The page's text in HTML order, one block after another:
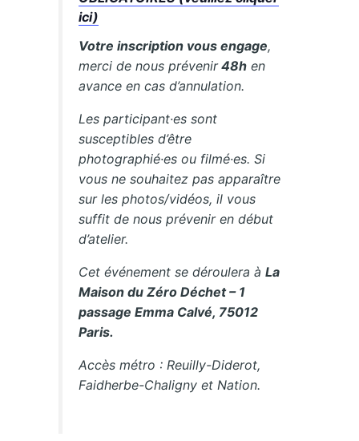
ici)
Votre inscription vous engage,
merci de nous prévenir48h en
avance en cas d’annulation.
Les participant·es sont
susceptibles d’être
photographié·es ou filmé·es. Si
vous ne souhaitez pas apparaître
sur les photos/vidéos, il vous
suffit de nous prévenir en début
d’atelier.
Cet événement se déroulera àLa
Maison du Zéro Déchet – 1
passage Emma Calvé, 75012
Paris.
Accès métro : Reuilly-Diderot,
Faidherbe-Chaligny et Nation.